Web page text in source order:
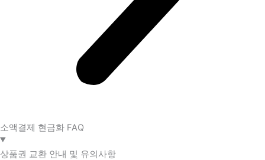
소액결제 현금화 FAQ​
상품권 교환 안내 및 유의사항